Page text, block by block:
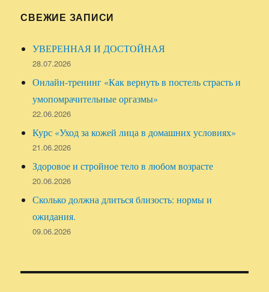
СВЕЖИЕ ЗАПИСИ
УВЕРЕННАЯ И ДОСТОЙНАЯ
28.07.2026
Онлайн-тренинг «Как вернуть в постель страсть и
умопомрачительные оргазмы»
22.06.2026
Курс «Уход за кожей лица в домашних условиях»
21.06.2026
Здоровое и стройное тело в любом возрасте
20.06.2026
Сколько должна длиться близость: нормы и
ожидания.
09.06.2026